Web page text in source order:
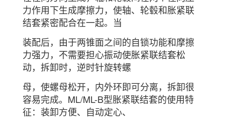
力作用下生成摩擦力，使轴、轮毂和胀紧联
结套紧密配合在一起。当
装配后，由于两锥面之间的自锁功能和摩擦
力强力，不需要担心振动使胀紧联结套松
动，拆卸时，逆时针旋转螺
母，使螺母松开，内外环即可分离，拆卸很
容易完成。ML/ML-B型胀紧联结套的使用特
征：装卸方便、自动定心、